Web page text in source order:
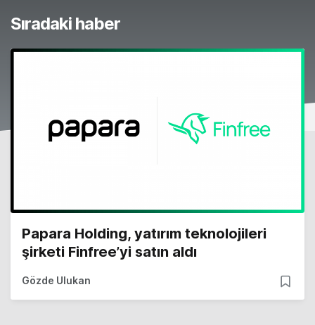
Sıradaki haber
Papara Holding, yatırım teknolojileri
şirketi Finfree’yi satın aldı
Gözde Ulukan